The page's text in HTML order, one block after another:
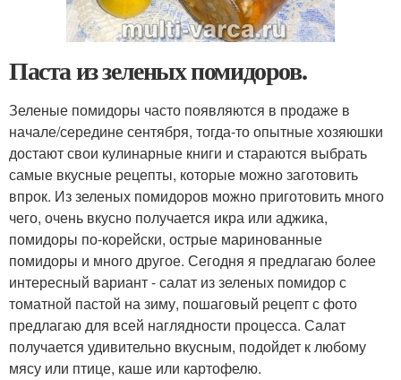
Паста из зеленых помидоров.
Зеленые помидоры часто появляются в продаже в
начале/середине сентября, тогда-то опытные хозяюшки
достают свои кулинарные книги и стараются выбрать
самые вкусные рецепты, которые можно заготовить
впрок. Из зеленых помидоров можно приготовить много
чего, очень вкусно получается икра или аджика,
помидоры по-корейски, острые маринованные
помидоры и много другое. Сегодня я предлагаю более
интересный вариант - салат из зеленых помидор с
томатной пастой на зиму, пошаговый рецепт с фото
предлагаю для всей наглядности процесса. Салат
получается удивительно вкусным, подойдет к любому
мясу или птице, каше или картофелю.